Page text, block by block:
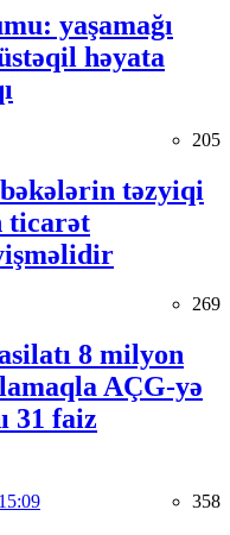
yaşamağı
həyata
205
təzyiqi
ticarət
269
8 milyon
AÇG-yə
31 faiz
358